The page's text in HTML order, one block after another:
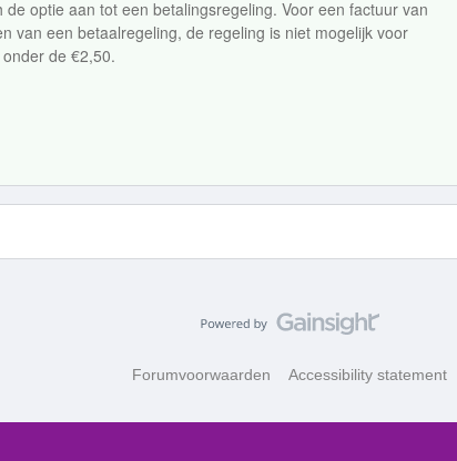
optie aan tot een betalingsregeling. Voor een factuur van
van een betaalregeling, de regeling is niet mogelijk voor
de €2,50.
Forumvoorwaarden Accessibility statement